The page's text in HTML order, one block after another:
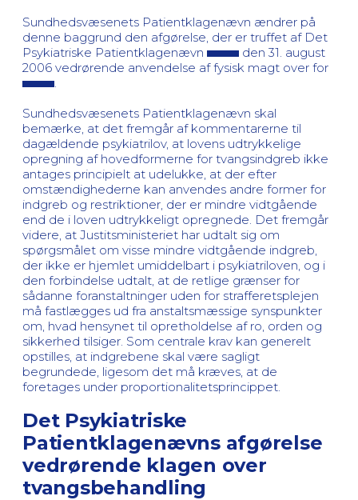
Sundhedsvæsenets Patientklagenævn ændrer på
denne baggrund den afgørelse, der er truffet af Det
Psykiatriske Patientklagenævn
den 31. august
2006 vedrørende anvendelse af fysisk magt over for
Sundhedsvæsenets Patientklagenævn skal
bemærke, at det fremgår af kommentarerne til
dagældende psykiatrilov, at lovens udtrykkelige
opregning af hovedformerne for tvangsindgreb ikke
antages principielt at udelukke, at der efter
omstændighederne kan anvendes andre former for
indgreb og restriktioner, der er mindre vidtgående
end de i loven udtrykkeligt opregnede. Det fremgår
videre, at Justitsministeriet har udtalt sig om
spørgsmålet om visse mindre vidtgående indgreb,
der ikke er hjemlet umiddelbart i psykiatriloven, og i
den forbindelse udtalt, at de retlige grænser for
sådanne foranstaltninger uden for strafferetsplejen
må fastlægges ud fra anstaltsmæssige synspunkter
om, hvad hensynet til opretholdelse af ro, orden og
sikkerhed tilsiger. Som centrale krav kan generelt
opstilles, at indgrebene skal være sagligt
begrundede, ligesom det må kræves, at de
foretages under proportionalitetsprincippet.
Det Psykiatriske
Patientklagenævns afgørelse
vedrørende klagen over
tvangsbehandling